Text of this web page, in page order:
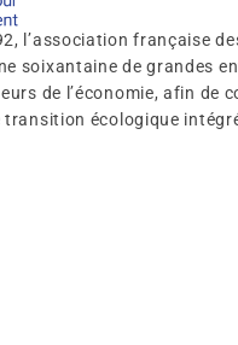
l’association française
soixantaine de grandes
de l’économie, afin
transition écologique